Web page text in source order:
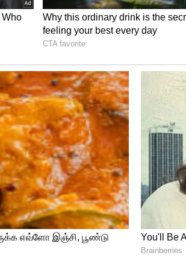
மூலம் எதிர்பார்த்த உதவி
எதிர்பாராத லாபம்
கிடைக்கும்.